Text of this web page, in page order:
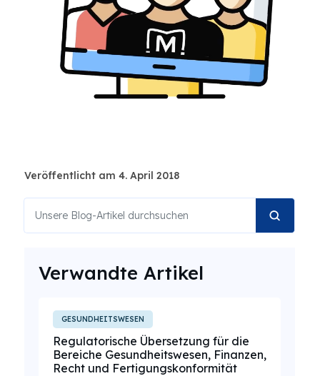
Veröffentlicht am 4. April 2018
Verwandte Artikel
GESUNDHEITSWESEN
Regulatorische Übersetzung für die
Bereiche Gesundheitswesen, Finanzen,
Recht und Fertigungskonformität